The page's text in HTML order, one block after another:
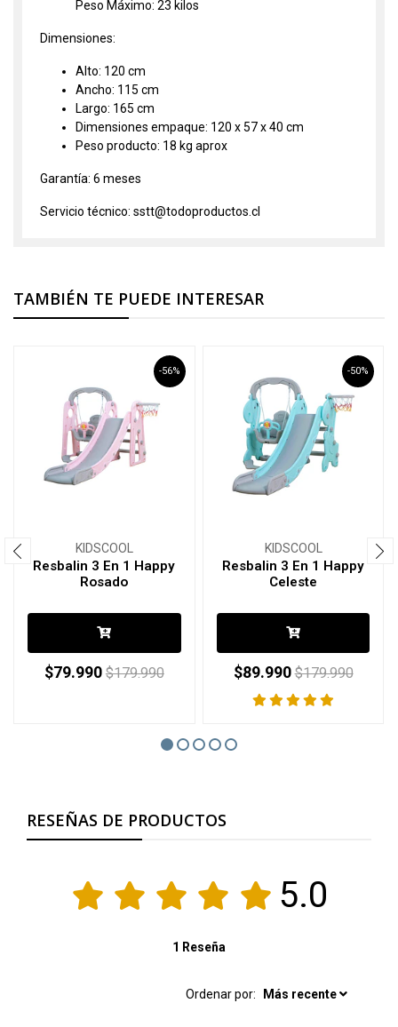
Peso Máximo: 23 kilos
Dimensiones:
Alto: 120 cm
Ancho: 115 cm
Largo: 165 cm
Dimensiones empaque: 120 x 57 x 40 cm
Peso producto: 18 kg aprox
Garantía: 6 meses
Servicio técnico: sstt@todoproductos.cl
TAMBIÉN TE PUEDE INTERESAR
-56%
KIDSCOOL
Resbalin 3 En 1 Happy
Rosado
$79.990 $179.990
-50%
KIDSCOOL
Resbalin 3 En 1 Happy
Celeste
$89.990 $179.990
RESEÑAS DE PRODUCTOS
5.0
1 Reseña
Ordenar por: Más recente